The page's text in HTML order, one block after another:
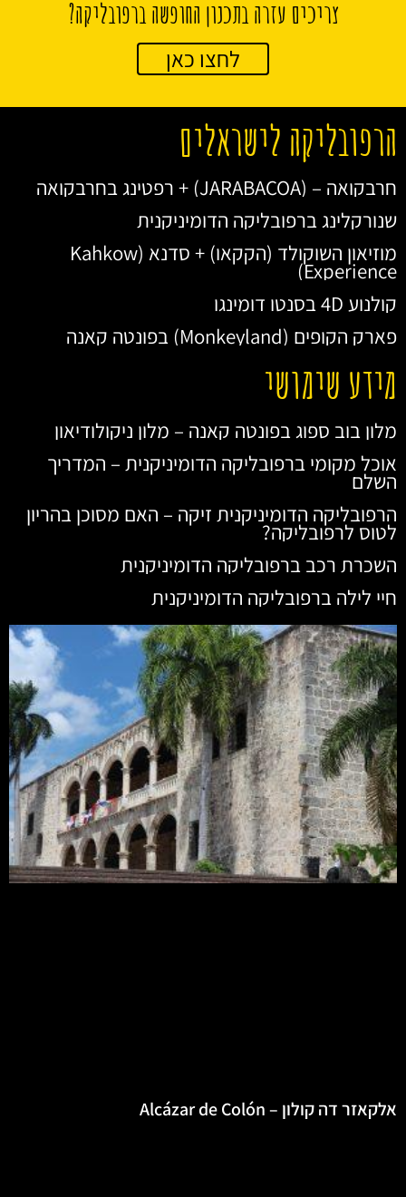
צריכים עזרה בתכנון החופשה ברפובליקה?
לחצו כאן
הרפובליקה לישראלים
חרבקואה – (JARABACOA) + רפטינג בחרבקואה
שנורקלינג ברפובליקה הדומיניקנית
מוזיאון השוקולד (הקקאו) + סדנא (Kahkow
Experience)
קולנוע 4D בסנטו דומינגו
פארק הקופים (Monkeyland) בפונטה קאנה
מידע שימושי
מלון בוב ספוג בפונטה קאנה – מלון ניקולודיאון
אוכל מקומי ברפובליקה הדומיניקנית – המדריך
השלם
הרפובליקה הדומיניקנית זיקה – האם מסוכן בהריון
לטוס לרפובליקה?
השכרת רכב ברפובליקה הדומיניקנית
חיי לילה ברפובליקה הדומיניקנית
אלקאזר דה קולון – Alcázar de Colón